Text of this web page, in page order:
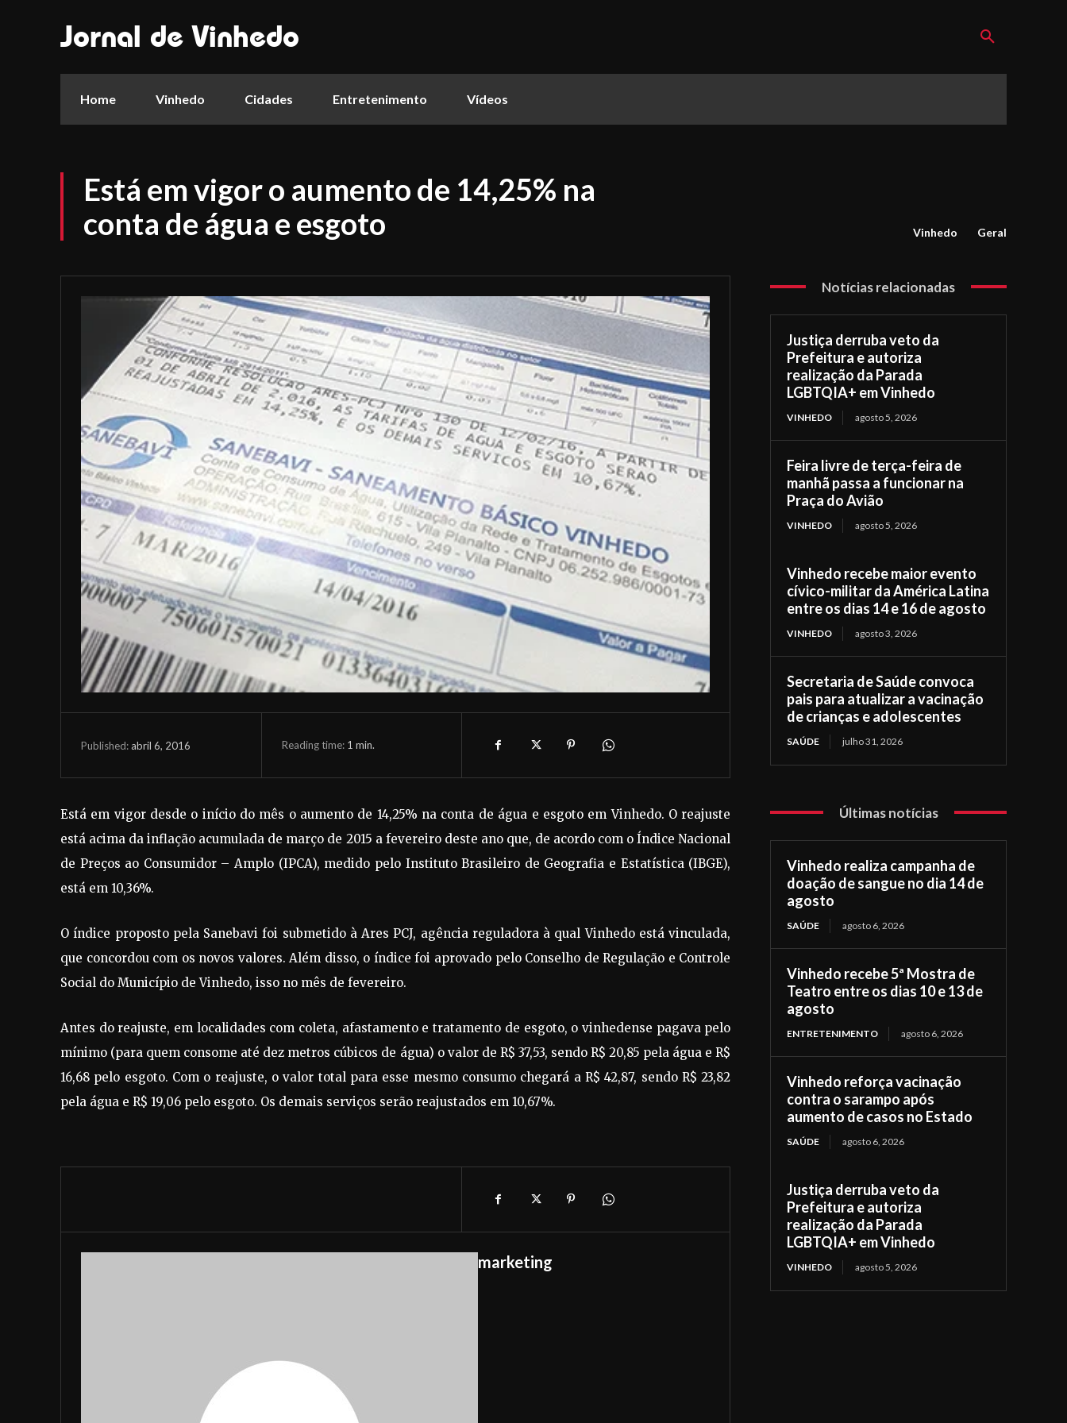
Jornal de Vinhedo
Home Vinhedo Cidades Entretenimento Vídeos
Está em vigor o aumento de 14,25% na
conta de água e esgoto
Vinhedo Geral
Published: abril 6, 2016 Reading time: 1 min.
Está em vigor desde o início do mês o aumento de 14,25% na conta de água e esgoto em Vinhedo. O reajuste
está acima da inflação acumulada de março de 2015 a fevereiro deste ano que, de acordo com o Índice Nacional
de Preços ao Consumidor – Amplo (IPCA), medido pelo Instituto Brasileiro de Geografia e Estatística (IBGE),
está em 10,36%.
O índice proposto pela Sanebavi foi submetido à Ares PCJ, agência reguladora à qual Vinhedo está vinculada,
que concordou com os novos valores. Além disso, o índice foi aprovado pelo Conselho de Regulação e Controle
Social do Município de Vinhedo, isso no mês de fevereiro.
Antes do reajuste, em localidades com coleta, afastamento e tratamento de esgoto, o vinhedense pagava pelo
mínimo (para quem consome até dez metros cúbicos de água) o valor de R$ 37,53, sendo R$ 20,85 pela água e R$
16,68 pelo esgoto. Com o reajuste, o valor total para esse mesmo consumo chegará a R$ 42,87, sendo R$ 23,82
pela água e R$ 19,06 pelo esgoto. Os demais serviços serão reajustados em 10,67%.
marketing
Notícias relacionadas
Justiça derruba veto da
Prefeitura e autoriza
realização da Parada
LGBTQIA+ em Vinhedo
VINHEDO agosto 5, 2026
Feira livre de terça-feira de
manhã passa a funcionar na
Praça do Avião
VINHEDO agosto 5, 2026
Vinhedo recebe maior evento
cívico-militar da América Latina
entre os dias 14 e 16 de agosto
VINHEDO agosto 3, 2026
Secretaria de Saúde convoca
pais para atualizar a vacinação
de crianças e adolescentes
SAÚDE julho 31, 2026
Últimas notícias
Vinhedo realiza campanha de
doação de sangue no dia 14 de
agosto
SAÚDE agosto 6, 2026
Vinhedo recebe 5ª Mostra de
Teatro entre os dias 10 e 13 de
agosto
ENTRETENIMENTO agosto 6, 2026
Vinhedo reforça vacinação
contra o sarampo após
aumento de casos no Estado
SAÚDE agosto 6, 2026
Justiça derruba veto da
Prefeitura e autoriza
realização da Parada
LGBTQIA+ em Vinhedo
VINHEDO agosto 5, 2026